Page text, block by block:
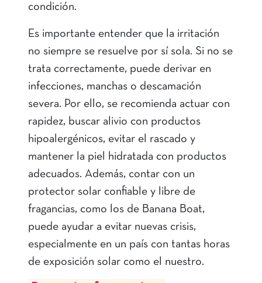
condición.
Es importante entender que la irritación
no siempre se resuelve por sí sola. Si no se
trata correctamente, puede derivar en
infecciones, manchas o descamación
severa. Por ello, se recomienda actuar con
rapidez, buscar alivio con productos
hipoalergénicos, evitar el rascado y
mantener la piel hidratada con productos
adecuados. Además, contar con un
protector solar confiable y libre de
fragancias, como los de Banana Boat,
puede ayudar a evitar nuevas crisis,
especialmente en un país con tantas horas
de exposición solar como el nuestro.